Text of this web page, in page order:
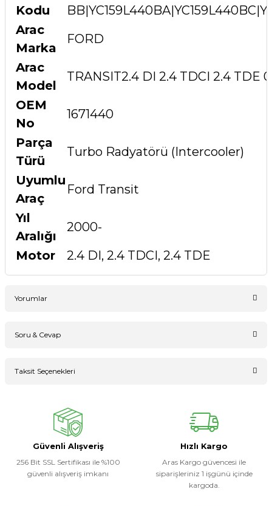
Kodu
Arac
Marka
FORD
Arac
Model
TRANSIT2.4 DI 2.4 TDCI 2.4 TDE
OEM
No
1671440
Parça
Türü
Turbo Radyatörü (Intercooler)
Uyumlu
Araç
Ford Transit
Yıl
Aralığı
2000-
Motor
2.4 DI, 2.4 TDCI, 2.4 TDE
Yorumlar
Soru & Cevap
Taksit Seçenekleri
Güvenli Alışveriş
256 Bit SSL Sertifikası ile %100
güvenli alışveriş imkanı
Hızlı Kargo
Aras Kargo güvencesi ile
siparişleriniz 1 işgünü içinde
kargoda.